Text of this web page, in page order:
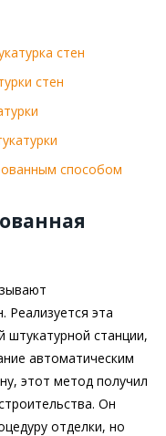
стен
стен
способом
Реализуется эта
станции,
автоматическим
этот метод получил
Он
отделки, но